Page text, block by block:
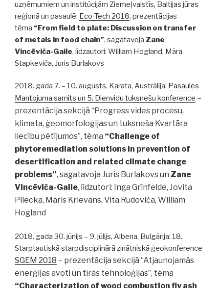
uzņēmumiem un institūcijām Ziemeļvalstīs, Baltijas jūras
reģionā un pasaulē: Eco-Tech 2018, prezentācijas
tēma “From field to plate: Discussion on transfer
of metals in food chain”, sagatavoja Zane
Vincēviča-Gaile, līdzautori: William Hogland, Māra
Stapkeviča, Juris Burlakovs
2018. gada 7. – 10. augusts, Karata, Austrālija: Pasaules
Mantojuma samits un 5. Dienvidu tuksnešu konference –
prezentācija sekcijā “Progress vides procesu,
klimata, ģeomorfoloģijas un tuksneša Kvartāra
liecību pētījumos”, tēma “Challenge of
phytoremediation solutions in prevention of
desertification and related climate change
problems”, sagatavoja Juris Burlakovs un Zane
Vincēviča-Gaile, līdzutori: Inga Grīnfelde, Jovita
Pilecka, Māris Krievāns, Vita Rudoviča, William
Hogland
2018. gada 30. jūnijs – 9. jūlijs, Albena, Bulgārija: 18.
Starptautiskā starpdisciplinārā zinātniskā ģeokonference
SGEM 2018 – prezentācija sekcijā “Atjaunojamās
enerģijas avoti un tīrās tehnoloģijas”, tēma
“Characterization of wood combustion fly ash